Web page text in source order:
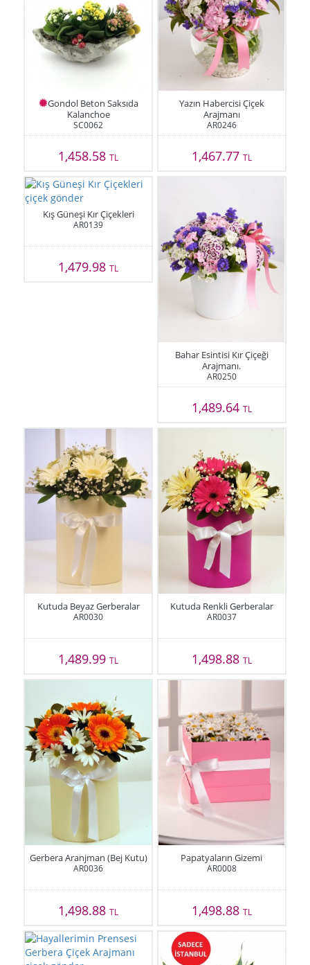
Gondol Beton Saksıda
Kalanchoe
SC0062
1,458.58TL
Yazın Habercisi Çiçek
Arajmanı
AR0246
1,467.77 TL
Kış Güneşi Kır Çiçekleri
AR0139
1,479.98TL
Bahar Esintisi Kır Çiçeği
Arajmanı.
AR0250
1,489.64 TL
Kutuda Beyaz Gerberalar
AR0030
1,489.99TL
Kutuda Renkli Gerberalar
AR0037
1,498.88 TL
Gerbera Aranjman (Bej Kutu)
AR0036
1,498.88TL
Papatyaların Gizemi
AR0008
1,498.88 TL